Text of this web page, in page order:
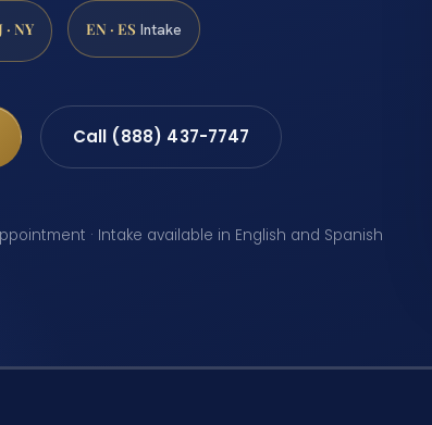
· NY EN · ES Intake
Call (888) 437-7747
· Intake available in English and Spanish